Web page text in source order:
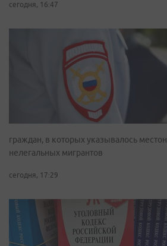
сегодня, 16:47
граждан, в которых указывалось
нелегальных мигрантов
сегодня, 17:29